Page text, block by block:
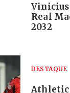
Vinicius
Real
2032
DESTAQUE